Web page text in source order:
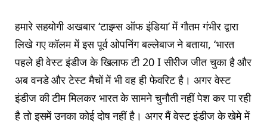
हमारे सहयोगी अखबार ‘टाइम्स ऑफ इंडिया’ में गौतम गंभीर द्वारा
लिखे गए कॉलम में इस पूर्व ओपनिंग बल्लेबाज ने बताया, ‘भारत
पहले ही वेस्ट इंडीज के खिलाफ टी 20 I सीरीज जीत चुका है और
अब वनडे और टेस्ट मैचों में भी वह ही फेवरिट है। अगर वेस्ट
इंडीज की टीम मिलकर भारत के सामने चुनौती नहीं पेश कर पा रही
है तो इसमें उनका कोई दोष नहीं है। अगर मैं वेस्ट इंडीज के खेमे में